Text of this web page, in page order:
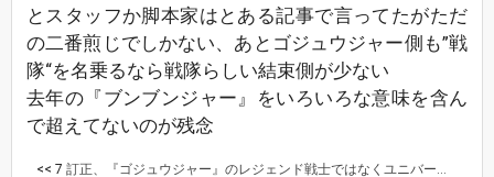
とスタッフか脚本家はとある記事で言ってたがただ
の二番煎じでしかない、あとゴジュウジャー側も”戦
隊“を名乗るなら戦隊らしい結束側が少ない
去年の『ブンブンジャー』をいろいろな意味を含ん
で超えてないのが残念
<< 7 訂正、『ゴジュウジャー』のレジェンド戦士ではなくユニバース戦士ですね